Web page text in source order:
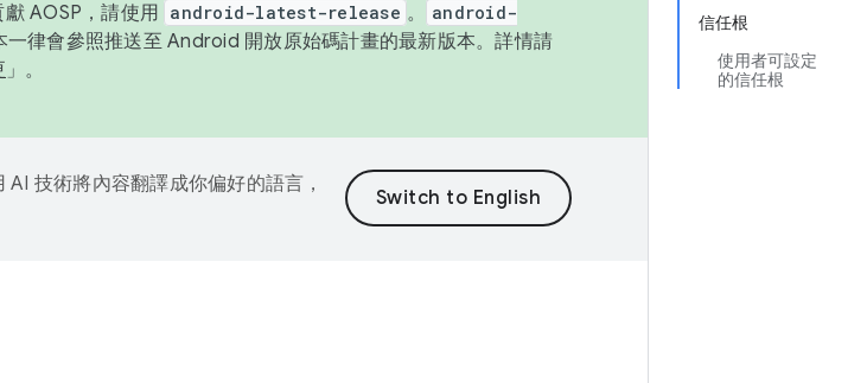
信任根
使用者可設定
的信任根
AOSP，請使用 android-latest-release 。
android-
一律會參照推送至 Android 開放原始碼計畫的最新版本。詳情請
」。
技術將內容翻譯成你偏好的語言，